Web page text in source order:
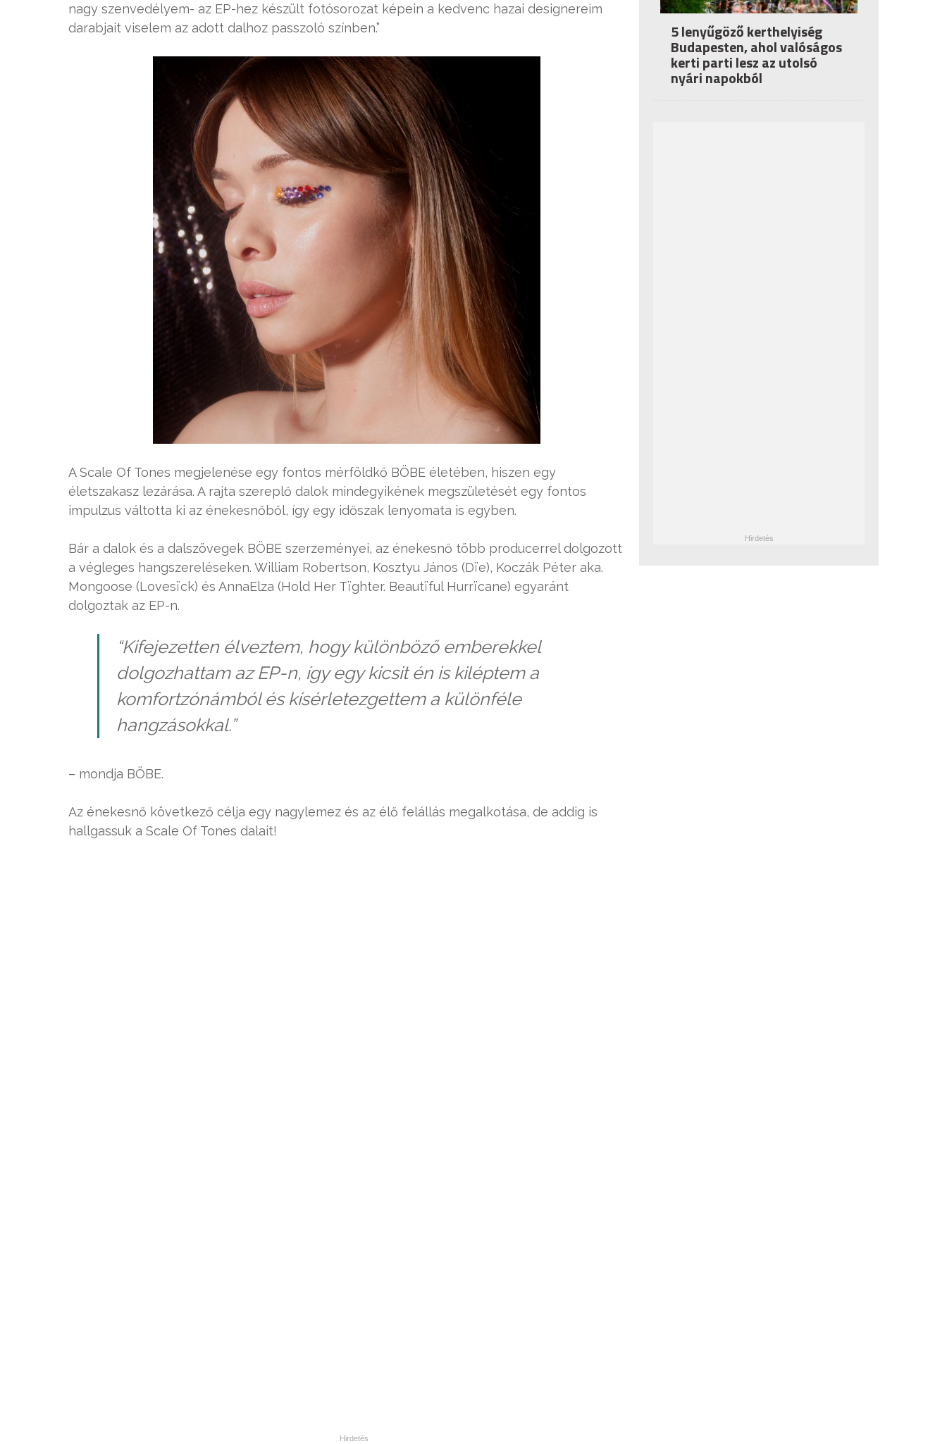
nagy szenvedélyem- az EP-hez készült fotósorozat képein a kedvenc hazai designereim
darabjait viselem az adott dalhoz passzoló színben.”
A Scale Of Tones megjelenése egy fontos mérföldkő BÖBE életében, hiszen egy
életszakasz lezárása. A rajta szereplő dalok mindegyikének megszületését egy fontos
impulzus váltotta ki az énekesnőből, így egy időszak lenyomata is egyben.
Bár a dalok és a dalszövegek BÖBE szerzeményei, az énekesnő több producerrel dolgozott
a végleges hangszereléseken. William Robertson, Kosztyu János (Dïe), Koczák Péter aka.
Mongoose (Lovesïck) és AnnaElza (Hold Her Tïghter. Beautïful Hurrïcane) egyaránt
dolgoztak az EP-n.
“Kifejezetten élveztem, hogy különböző emberekkel
dolgozhattam az EP-n, így egy kicsit én is kiléptem a
komfortzónámból és kísérletezgettem a különféle
hangzásokkal.”
– mondja BÖBE.
Az énekesnő következő célja egy nagylemez és az élő felállás megalkotása, de addig is
hallgassuk a Scale Of Tones dalait!
5 lenyűgöző kerthelyiség
Budapesten, ahol valóságos
kerti parti lesz az utolsó
nyári napokból